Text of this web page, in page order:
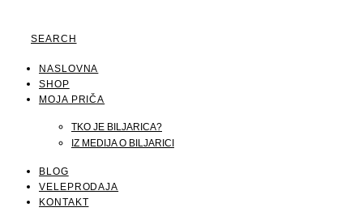
SEARCH
NASLOVNA
SHOP
MOJA PRIČA
TKO JE BILJARICA?
IZ MEDIJA O BILJARICI
BLOG
VELEPRODAJA
KONTAKT